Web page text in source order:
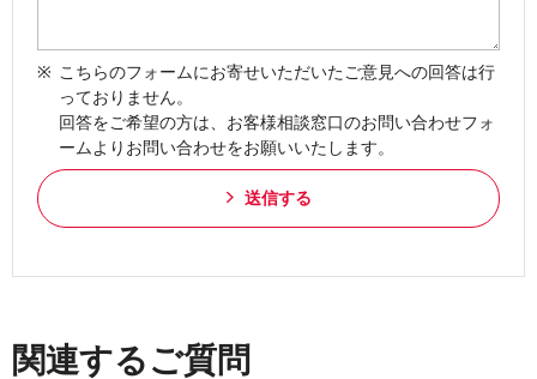
こちらのフォームにお寄せいただいたご意見への回答は行
っておりません。
回答をご希望の方は、お客様相談窓口のお問い合わせフォ
ームよりお問い合わせをお願いいたします。
送信する
関連するご質問